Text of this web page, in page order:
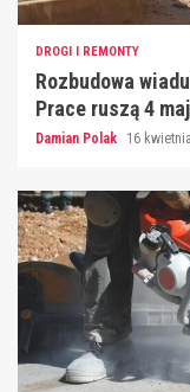
DROGI I REMONTY
Rozbudowa
Prace ruszą 4
Damian Polak 16